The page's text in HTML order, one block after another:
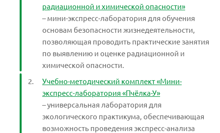
радиационной и химической опасности»
– мини-экспресс-лаборатория для обучения
основам безопасности жизнедеятельности,
позволяющая проводить практические занятия
по выявлению и оценке радиационной и
химической опасности.
Учебно-методический комплект «Мини-
экспресс-лаборатория «Пчёлка-У»
– универсальная лаборатория для
экологического практикума, обеспечивающая
возможность проведения экспресс-анализа